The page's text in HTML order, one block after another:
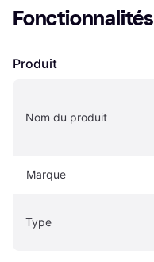
Fonctionnalités
Produit
Nom du produit
Marque
Type